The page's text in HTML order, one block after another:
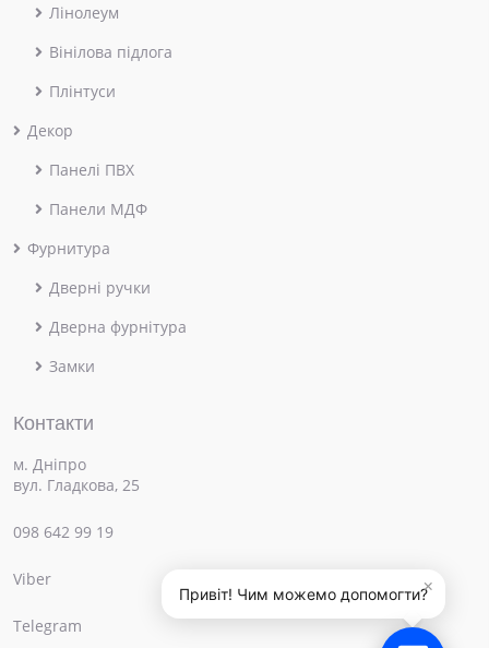
×
Привіт! Чим можемо допомогти?
Лінолеум
Вінілова підлога
Плінтуси
Декор
Панелі ПВХ
Панели МДФ
Фурнитура
Дверні ручки
Дверна фурнітура
Замки
Контакти
м. Дніпро
вул. Гладкова, 25
098 642 99 19
Viber
Telegram